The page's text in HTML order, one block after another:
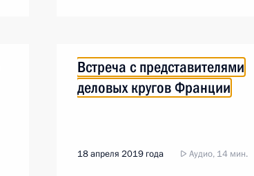
Встреча с представителями
деловых кругов Франции
18 апреля 2019 года Аудио, 14 мин.